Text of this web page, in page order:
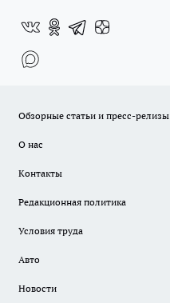
Обзорные статьи и пресс-релизы
О нас
Контакты
Редакционная политика
Условия труда
Авто
Новости